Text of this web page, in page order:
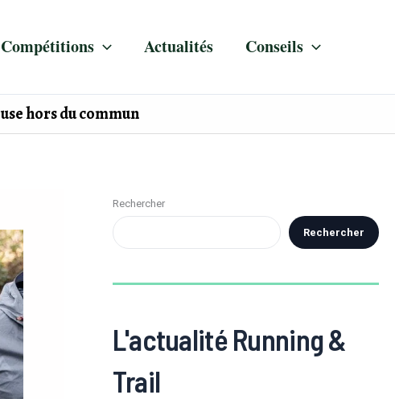
Compétitions Actualités Conseils
hors du commun
Rechercher
Rechercher
L'actualité Running &
Trail